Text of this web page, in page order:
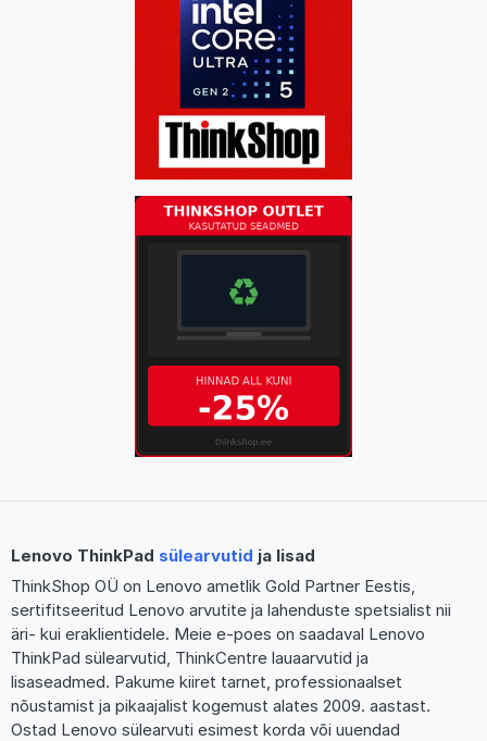
Lenovo ThinkPad sülearvutid ja lisad
ThinkShop OÜ on Lenovo ametlik Gold Partner Eestis,
sertifitseeritud Lenovo arvutite ja lahenduste spetsialist nii
äri- kui eraklientidele. Meie e-poes on saadaval Lenovo
ThinkPad sülearvutid, ThinkCentre lauaarvutid ja
lisaseadmed. Pakume kiiret tarnet, professionaalset
nõustamist ja pikaajalist kogemust alates 2009. aastast.
Ostad Lenovo sülearvuti esimest korda või uuendad